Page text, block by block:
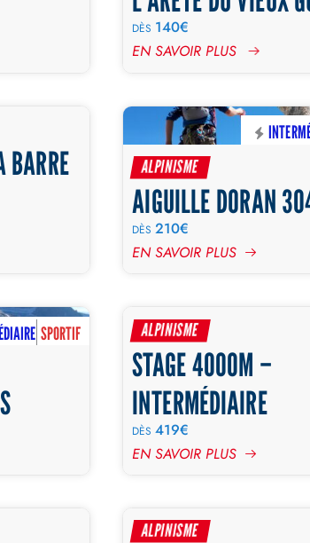
DÈS 140€
EN SAVOIR PLUS
JOURNÉE
BARRE
ALPINISME
AIGUILLE DORAN
DÈS210€
EN SAVOIR PLUS
SPORTIF
ALPINISME
STAGE 4000M –
INTERMÉDIAIRE
DÈS419€
EN SAVOIR PLUS
ALPINISME